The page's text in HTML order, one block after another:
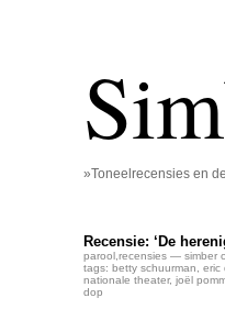
»Toneelrecensies en
Recensie: ‘De
parool recensies — simber
tags: betty schuurman eric
nationale theater, joël
dop